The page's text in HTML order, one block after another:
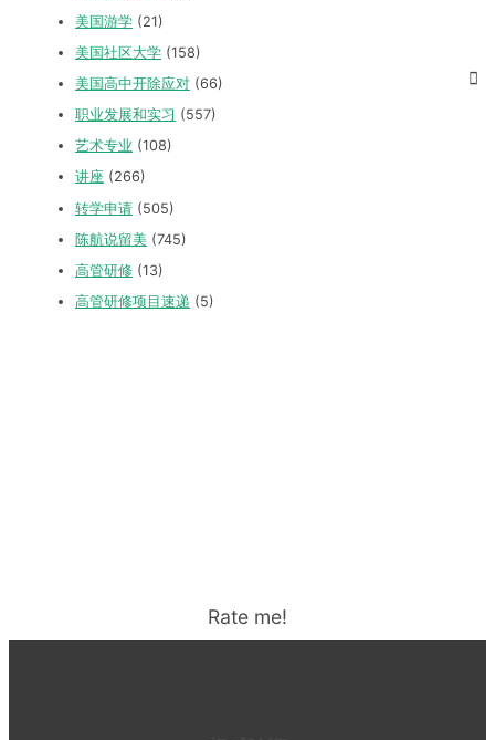
美国游学 (21)
美国社区大学 (158)
美国高中开除应对 (66)
职业发展和实习 (557)
艺术专业 (108)
讲座 (266)
转学申请 (505)
陈航说留美 (745)
高管研修 (13)
高管研修项目速递 (5)
Rate me!